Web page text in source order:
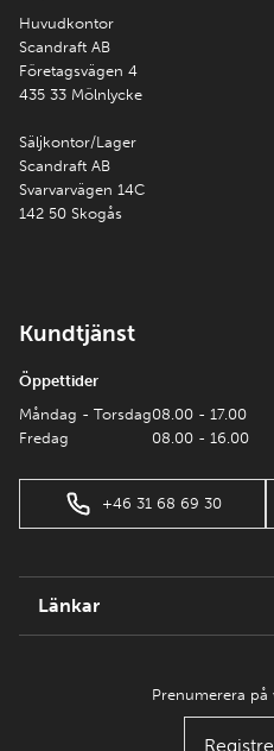
Huvudkontor
Scandraft AB
Företagsvägen 4
435 33 Mölnlycke
Säljkontor/Lager
Scandraft AB
Svarvarvägen 14C
142 50 Skogås
Kundtjänst
Öppettider
Måndag - Torsdag
Fredag
08.00 - 17.00
08.00 - 16.00
+46 31 68 69 30
Länkar
Prenumerera på